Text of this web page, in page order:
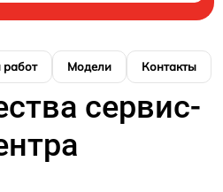
Модели Контакты
сервис-